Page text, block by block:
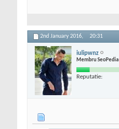
2nd January 2016, 20:31
iulipwnz
Membru SeoPedia
Reputatie: